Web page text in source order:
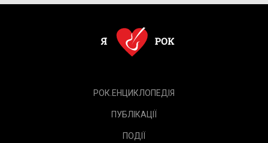
РОК.ЕНЦИКЛОПЕДІЯ
ПУБЛІКАЦІЇ
ПОДІЇ